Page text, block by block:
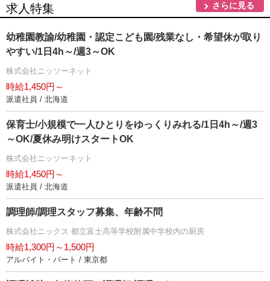
求人特集 さらに見る
幼稚園教諭/幼稚園・認定こども園/残業なし・希望休が取り
すい/1日4h～/週3～OK
株式会社ニッソーネット
時給1,450円～
派遣社員 / 北海道
保育士/小規模で一人ひとりをゆっくりみれる/1日4h～/週3
～OK/夏休み明けスタートOK
株式会社ニッソーネット
時給1,450円～
派遣社員 / 北海道
調理師/調理スタッフ募集、年齢不問
株式会社ニックス 都立富士高等学校附属中学校内の厨房
時給1,300円～1,500円
アルバイト・パート / 東京都